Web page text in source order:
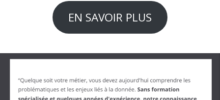
EN SAVOIR PLUS